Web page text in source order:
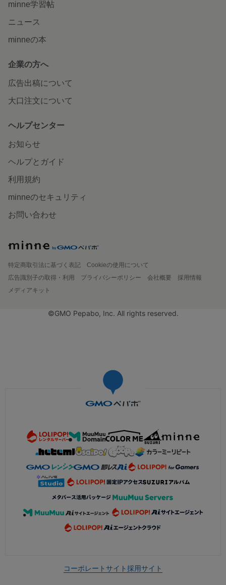
minne学習帖
ニュース
minneの本
企業の方へ
広告出稿について
大口注文について
ヘルプセンター
お知らせ
ヘルプとガイド
利用規約
minneのセキュリティ
お問い合わせ
特定商取引法に基づく表記
Cookieの使用について
広告識別子の取得・利用
プライバシーポリシー 会社概要
採用情報
メディアキット
©GMO Pepabo, Inc. All rights reserved.
コーポレートサイト採用サイト